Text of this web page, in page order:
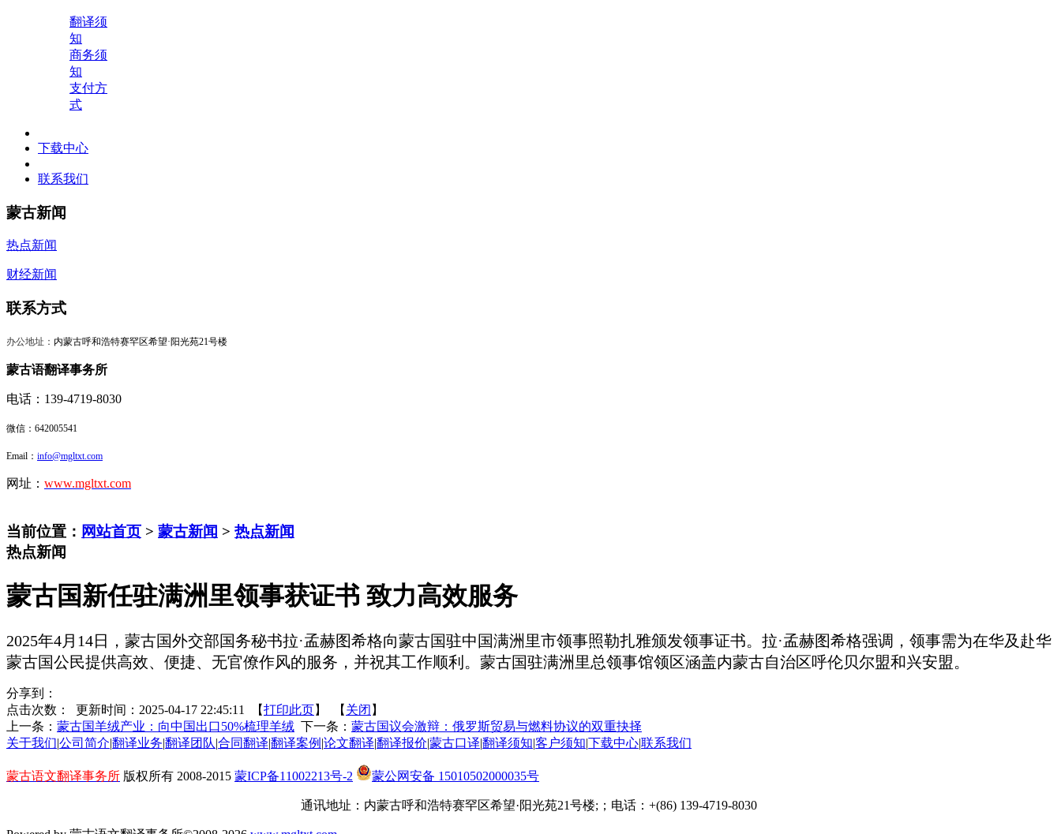
翻译须
知
商务须
知
支付方
式
下载中心
联系我们
蒙古新闻
热点新闻
财经新闻
联系方式
办公地址： 内蒙古呼和浩特赛罕区希望·阳光苑21号楼
蒙古语翻译事务所
电话：139-4719-8030
微信： 642005541
Email： info@mgltxt.com
网址： www.mgltxt.com
当前位置： 网站首页 > 蒙古新闻 > 热点新闻
热点新闻
蒙古国新任驻满洲里领事获证书 致力高效服务
2025年4月14日，蒙古国外交部国务秘书拉·孟赫图希格向蒙古国驻中国满洲里市领事照勒扎雅颁发领事证书。 拉·孟赫图希格强调，领事需为在华及赴华
蒙古国公民提供高效、便捷、无官僚作风的服务，并祝其工作顺利。蒙古国驻满洲里总领事馆领区涵盖内蒙古自治区呼伦贝尔盟和兴安盟。
分享到：
点击次数：
更新时间：2025-04-17 22:45:11 【打印此页 】 【 关闭 】
上一条： 蒙古国羊绒产业：向中国出口50%梳理羊绒 下一条： 蒙古国议会激辩：俄罗斯贸易与燃料协议的双重抉择
关于我们 公司简介 翻译业务 翻译团队 合同翻译 翻译案例 论文翻译 翻译报价 蒙古口译 翻译须知 客户须知 下载中心联系我们
蒙古语文翻译事务所 版权所有 2008-2015 蒙ICP备11002213号-2 蒙公网安备 15010502000035号
通讯地址：内蒙古呼和浩特赛罕区希望·阳光苑21号楼;；电话：+(86) 139-4719-8030